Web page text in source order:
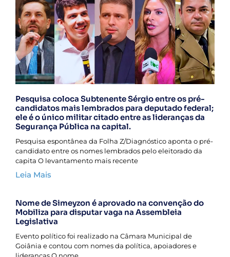
Pesquisa coloca Subtenente Sérgio entre os pré-
candidatos mais lembrados para deputado federal;
ele é o único militar citado entre as lideranças da
Segurança Pública na capital.
Pesquisa espontânea da Folha Z/Diagnóstico aponta o pré-
candidato entre os nomes lembrados pelo eleitorado da
capita O levantamento mais recente
Leia Mais
Nome de Simeyzon é aprovado na convenção do
Mobiliza para disputar vaga na Assembleia
Legislativa
Evento político foi realizado na Câmara Municipal de
Goiânia e contou com nomes da política, apoiadores e